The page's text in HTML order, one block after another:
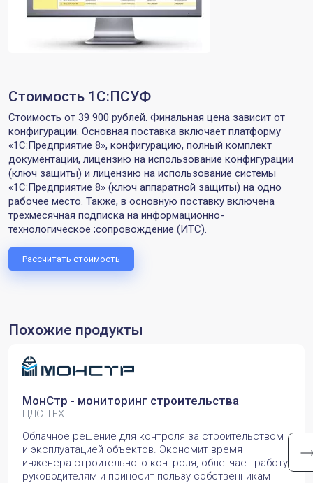
Стоимость 1С:ПСУФ
Стоимость от 39 900 рублей. Финальная цена зависит от
конфигурации. Основная поставка включает платформу
«1С:Предприятие 8», конфигурацию, полный комплект
документации, лицензию на использование конфигурации
(ключ защиты) и лицензию на использование системы
«1С:Предприятие 8» (ключ аппаратной защиты) на одно
рабочее место. Также, в основную поставку включена
трехмесячная подписка на информационно-
технологическое ;сопровождение (ИТС).
Рассчитать стоимость
Похожие продукты
МонСтр - мониторинг строительства
ЦДС-ТЕХ
Облачное решение для контроля за строительством
и эксплуатацией объектов. Экономит время
инженера строительного контроля, облегчает работу
руководителям и приносит пользу собственникам